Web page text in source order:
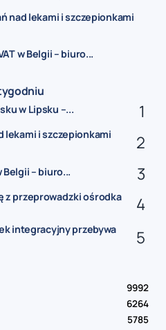
nad lekami i szczepionkami
w Belgii – biuro...
w Lipsku –...
lekami i szczepionkami
Belgii – biuro...
z przeprowadzki ośrodka
integracyjny przebywa
9992
6264
5785